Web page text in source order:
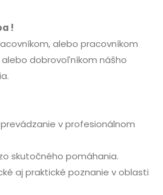
!
alebo pracovníkom
dobrovoľníkom nášho
v profesionálnom
skutočného pomáhania.
aj praktické poznanie v oblasti